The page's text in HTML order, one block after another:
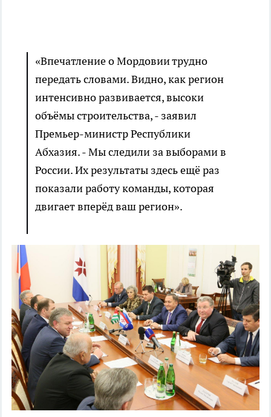
«Впечатление о Мордовии трудно
передать словами. Видно, как регион
интенсивно развивается, высоки
объёмы строительства, - заявил
Премьер-министр Республики
Абхазия. - Мы следили за выборами в
России. Их результаты здесь ещё раз
показали работу команды, которая
двигает вперёд ваш регион».